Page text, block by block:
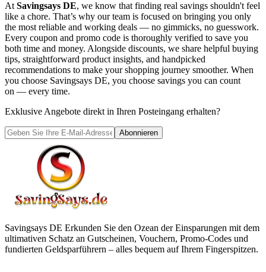
At Savingsays DE, we know that finding real savings shouldn't feel
like a chore. That’s why our team is focused on bringing you only
the most reliable and working deals — no gimmicks, no guesswork.
Every coupon and promo code is thoroughly verified to save you
both time and money. Alongside discounts, we share helpful buying
tips, straightforward product insights, and handpicked
recommendations to make your shopping journey smoother. When
you choose Savingsays DE, you choose savings you can count
on — every time.
Exklusive Angebote direkt in Ihren Posteingang erhalten?
Abonnieren
Savingsays DE Erkunden Sie den Ozean der Einsparungen mit dem
ultimativen Schatz an Gutscheinen, Vouchern, Promo-Codes und
fundierten Geldsparführern – alles bequem auf Ihrem Fingerspitzen.